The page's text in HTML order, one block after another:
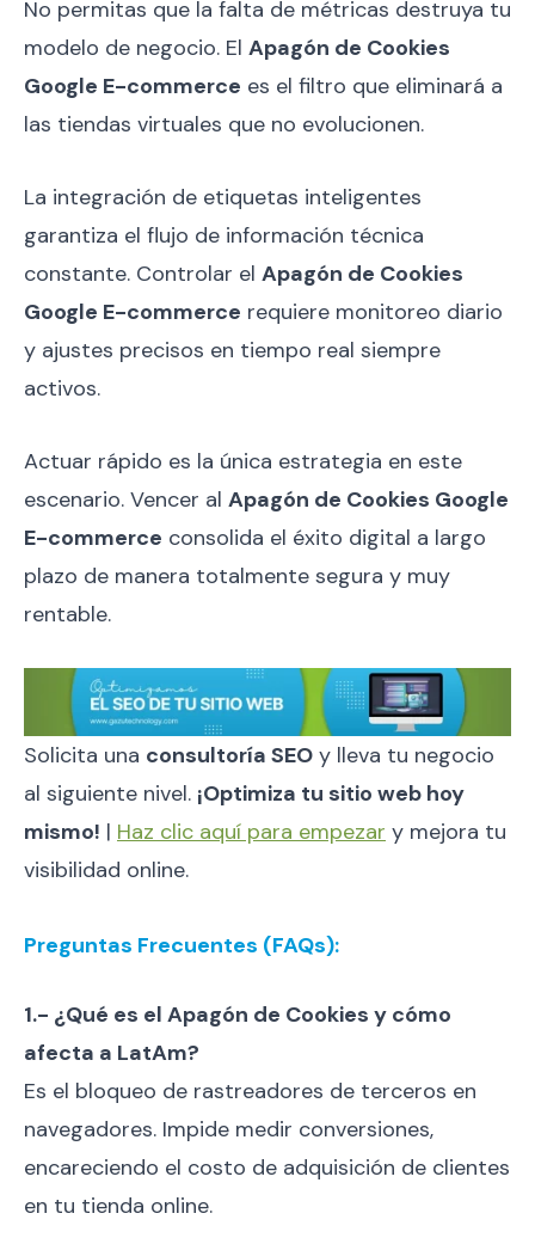
No permitas que la falta de métricas destruya tu
modelo de negocio. El Apagón de Cookies
Google E-commerce es el filtro que eliminará a
las tiendas virtuales que no evolucionen.
La integración de etiquetas inteligentes
garantiza el flujo de información técnica
constante. Controlar el Apagón de Cookies
Google E-commerce requiere monitoreo diario
y ajustes precisos en tiempo real siempre
activos.
Actuar rápido es la única estrategia en este
escenario. Vencer al Apagón de Cookies Google
E-commerce consolida el éxito digital a largo
plazo de manera totalmente segura y muy
rentable.
Solicita una consultoría SEO y lleva tu negocio
al siguiente nivel. ¡Optimiza tu sitio web hoy
mismo! | Haz clic aquí para empezar y mejora tu
visibilidad online.
Preguntas Frecuentes (FAQs):
1.- ¿Qué es el Apagón de Cookies y cómo
afecta a LatAm?
Es el bloqueo de rastreadores de terceros en
navegadores. Impide medir conversiones,
encareciendo el costo de adquisición de clientes
en tu tienda online.